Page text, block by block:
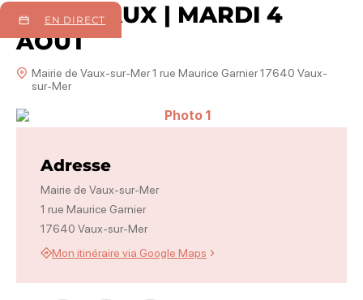
EN DIRECT
FESTI'VAUX | MARDI 4
AOÛT
Mairie de Vaux-sur-Mer 1 rue Maurice Garnier 17640 Vaux-
sur-Mer
Photo 1
Adresse
Mairie de Vaux-sur-Mer
1 rue Maurice Garnier
17640 Vaux-sur-Mer
Mon itinéraire via Google Maps